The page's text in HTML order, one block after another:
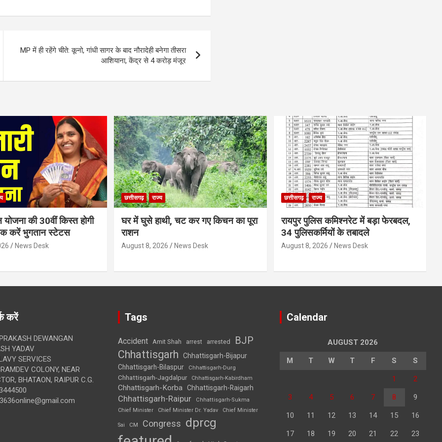
MP में ही रहेंगे चीते: कूनो, गांधी सागर के बाद नौरादेही बनेगा तीसरा
आशियाना, केंद्र से 4 करोड़ मंजूर
योजना की 30वीं किस्त होगी
करें भुगतान स्टेटस
News Desk
छत्तीसगढ़ राज्य
घर में घुसे हाथी, चट कर गए किचन का पूरा
राशन
August 8, 2026 News Desk
छत्तीसगढ़ राज्य
रायपुर पुलिस कमिश्नरेट में बड़ा फेरबदल,
34 पुलिसकर्मियों के तबादले
August 8, 2026 News Desk
करें
DEWANGAN
YADAV
SERVICES
COLONY, NEAR
BHATAON, RAIPUR C.G.
Tags
Accident Amit Shah arrest arrested BJP
Chhattisgarh
Chhattisgarh-Bijapur
Chhattisgarh-Bilaspur
Chhattisgarh-Durg
Chhattisgarh-Jagdalpur Chhattisgarh-Kabirdham
Chhattisgarh-Korba Chhattisgarh-Raigarh
Chhattisgarh-Raipur
Chhattisgarh-Sukma
Chief Minister
Chief Minister Dr. Yadav Chief Minister
Sai CM Congress dprcg
Calendar
AUGUST 2026
M T W T F S S
1 2
3 4 5 6 7 8 9
10 11 12 13 14 15 16
17 18 19 20 21 22 23